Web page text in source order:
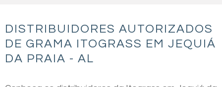
DISTRIBUIDORES AUTORIZADOS
DE GRAMA ITOGRASS EM JEQUIÁ
DA PRAIA - AL